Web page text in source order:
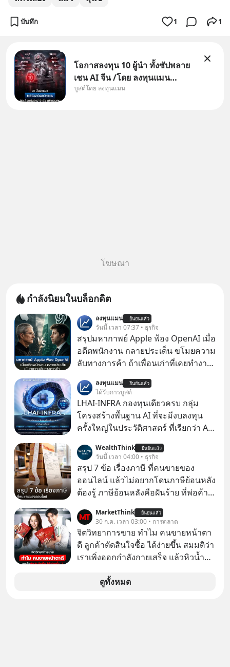
บันทึก 1 1
โอกาสลงทุน 10 ผู้นำ ทั้งซัปพลาย
เชน AI จีน /โดย ลงทุนแมน
✅ลงทุนตรง คัด 10 ผู้นำเน้น ๆ ใน
บูสต์โดย ลงทุนแมน
โฆษณา
กำลังนิยมในบล็อกดิต
ลงทุนแมน ยืนยันแล้ว
วันนี้ เวลา 07:37 • ธุรกิจ
สรุปมหากาพย์ Apple ฟ้อง OpenAI เมื่อ
อดีตพนักงาน กลายประเด็น ขโมยความ
ลับทางการค้า ถ้าเพื่อนเก่าที่เคยทำงาน
เก่าที่เขาเคยทำไว้ ตอนยังอยู่บริษัท
เดียวกัน
ลงทุนแมน ยืนยันแล้ว
ได้รับการบูสต์
LHAI-INFRA กองทุนเดียวครบ กลุ่ม
โครงสร้างพื้นฐาน AI ที่จะมีงบลงทุน
ครั้งใหญ่ในประวัติศาสตร์ ที่เรียกว่า AI
1 เดือนที่ผ่านมา แต่ความจริงคือทั่วโลก
ยังเดินหน้าลงทุน AI อย่างต่อเนื่อง ซึ่ง
ต้องการโครงสร้างพื้นฐานด้าน AI
จำนวนมาก ตั้งแต่เมโมรีชิป เก็บข้อมูล
ยันระบบไฟฟ้า และระบายความร้อน
WealthThink ยืนยันแล้ว
วันนี้ เวลา 04:00 • ธุรกิจ
สรุป 7 ข้อ เรื่องภาษี ที่คนขายของ
ออนไลน์ แล้วไม่อยากโดนภาษีย้อนหลัง
ต้องรู้ ภาษีย้อนหลังคือฝันร้าย ที่พ่อค้า
MarketThink ยืนยันแล้ว
30 ก.ค. เวลา 03:00 • การตลาด
จิตวิทยาการขาย ทำไม คนขายหน้าตา
ดี ลูกค้าตัดสินใจซื้อ ได้ง่ายขึ้น สมมติว่า
เราเพิ่งออกกำลังกายเสร็จ แล้วหิวน้ำ
ขายของเหมือนกันทุกอย่าง
ดูทั้งหมด